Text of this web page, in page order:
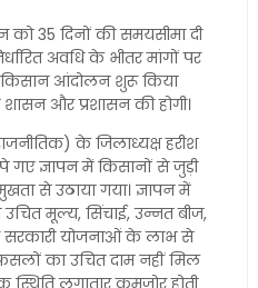
को 35 दिनों की समयसीमा दी
अवधि के भीतर मांगों पर
किसान आंदोलन शुरू किया
शासन और प्रशासन की होगी।
के जिलाध्यक्ष हरीश
गए ज्ञापन में किसानों से जुड़ी
से उठाया गया। ज्ञापन में
मूल्य, सिंचाई, उन्नत बीज,
सरकारी योजनाओं के लाभ से
का उचित दाम नहीं मिल
स्थिति लगातार कमजोर होती